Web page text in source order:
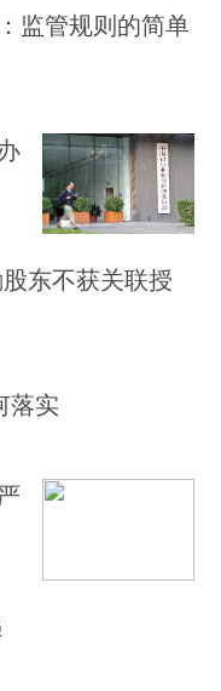
监管规则的简单
东不获关联授
落实